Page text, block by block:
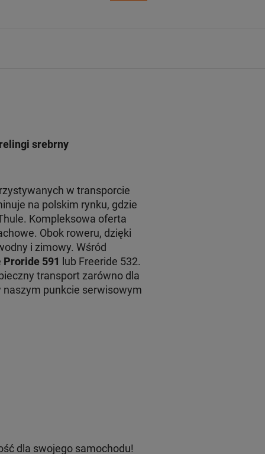
srebrny
w transporcie
na polskim rynku, gdzie
Kompleksowa oferta
Obok roweru, dzięki
i zimowy. Wśród
Proride 591 lub Freeride 532.
transport zarówno dla
punkcie serwisowym
dla swojego samochodu!